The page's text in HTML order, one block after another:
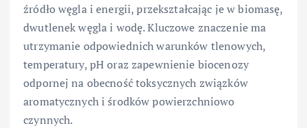
źródło węgla i energii, przekształcając je w biomasę,
dwutlenek węgla i wodę. Kluczowe znaczenie ma
utrzymanie odpowiednich warunków tlenowych,
temperatury, pH oraz zapewnienie biocenozy
odpornej na obecność toksycznych związków
aromatycznych i środków powierzchniowo
czynnych.